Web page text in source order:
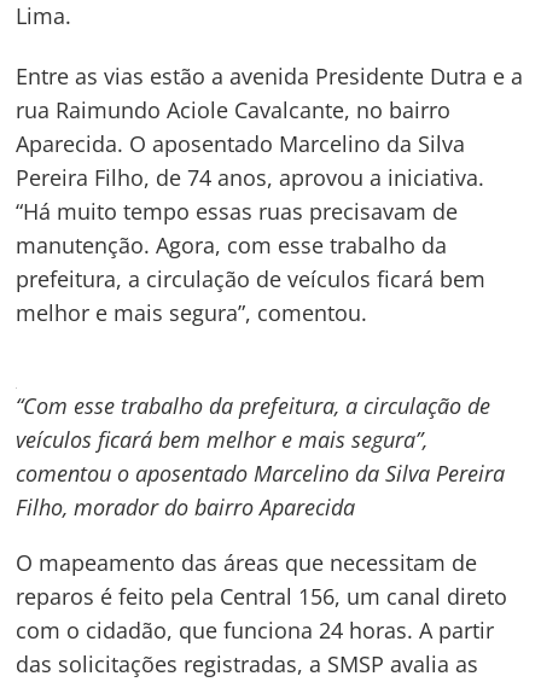
Lima.
Entre as vias estão a avenida Presidente Dutra e a
rua Raimundo Aciole Cavalcante, no bairro
Aparecida. O aposentado Marcelino da Silva
Pereira Filho, de 74 anos, aprovou a iniciativa.
“Há muito tempo essas ruas precisavam de
manutenção. Agora, com esse trabalho da
prefeitura, a circulação de veículos ficará bem
melhor e mais segura”, comentou.
“Com esse trabalho da prefeitura, a circulação de
veículos ficará bem melhor e mais segura”,
comentou o aposentado Marcelino da Silva Pereira
Filho, morador do bairro Aparecida
O mapeamento das áreas que necessitam de
reparos é feito pela Central 156, um canal direto
com o cidadão, que funciona 24 horas. A partir
das solicitações registradas, a SMSP avalia as
Navegação
de
Post